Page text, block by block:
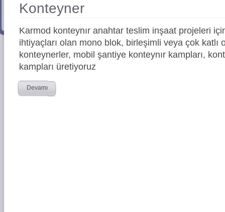
Konteyner
Karmod konteynır anahtar teslim inşaat projeleri
ihtiyaçları olan mono blok, birleşimli veya çok katlı
konteynerler, mobil şantiye konteynır kampları,
kampları üretiyoruz
Devamı